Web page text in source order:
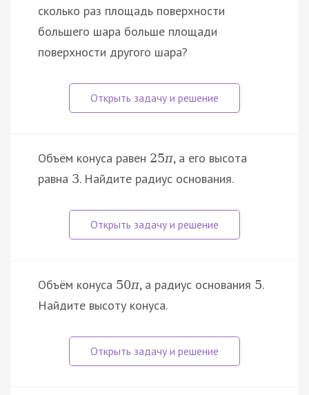
сколько раз площадь поверхности
большего шара больше площади
поверхности другого шара?
Объём конуса равен 25π, а его высота
равна 3. Найдите радиус основания.
Объём конуса 50π, а радиус основания 5.
Найдите высоту конуса.